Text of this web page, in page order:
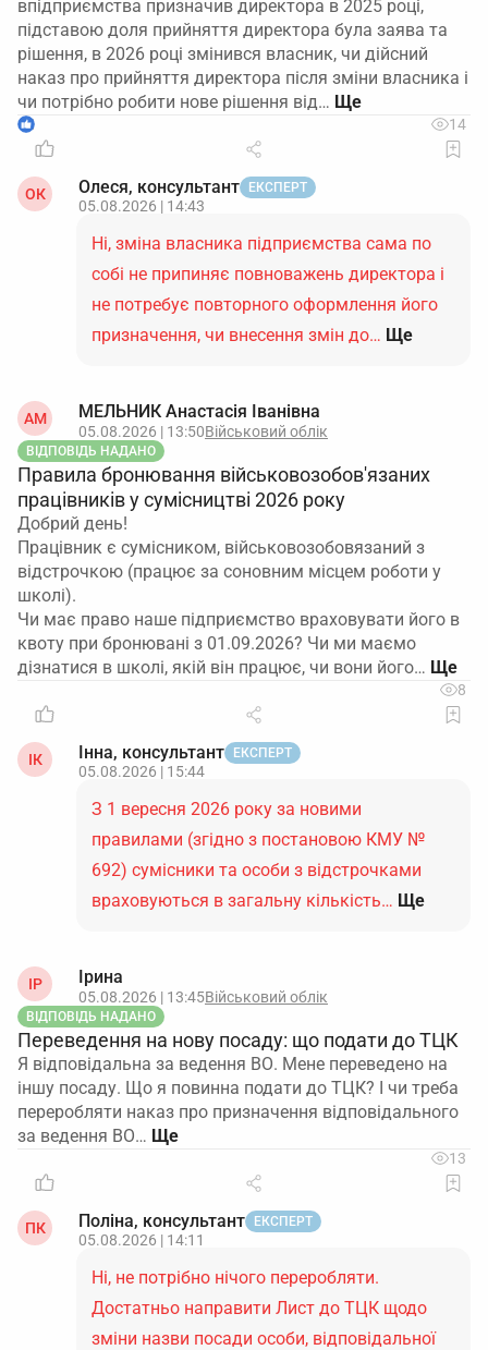
впідприємства призначив директора в 2025 році,
підставою доля прийняття директора була заява та
рішення, в 2026 році змінився власник, чи дійсний
наказ про прийняття директора після зміни власника і
чи потрібно робити нове рішення від…
1 14
ОК Олеся, консультант ЕКСПЕРТ
05.08.2026 | 14:43
Ні, зміна власника підприємства сама по
собі не припиняє повноважень директора і
не потребує повторного оформлення його
призначення, чи внесення змін до… Ще
АМ МЕЛЬНИК Анастасія Іванівна
05.08.2026 | 13:50Військовий облік
ВІДПОВІДЬ НАДАНО
Правила бронювання військовозобов'язаних
працівників у сумісництві 2026 року
Добрий день!
Працівник є сумісником, військовозобовязаний з
відстрочкою (працює за соновним місцем роботи у
школі).
Чи має право наше підприємство враховувати його в
квоту при бронювані з 01.09.2026? Чи ми маємо
дізнатися в школі, якій він працює, чи вони його…
8
ІК Інна, консультант ЕКСПЕРТ
05.08.2026 | 15:44
З 1 вересня 2026 року за новими
правилами (згідно з постановою КМУ №
692) сумісники та особи з відстрочками
враховуються в загальну кількість… Ще
ІР Ірина
05.08.2026 | 13:45Військовий облік
ВІДПОВІДЬ НАДАНО
Переведення на нову посаду: що подати до ТЦК
Я відповідальна за ведення ВО. Мене переведено на
іншу посаду. Що я повинна подати до ТЦК? І чи треба
переробляти наказ про призначення відповідального
за ведення ВО…
13
ПК Поліна, консультант ЕКСПЕРТ
05.08.2026 | 14:11
Ні, не потрібно нічого переробляти.
Достатньо направити Лист до ТЦК щодо
зміни назви посади особи, відповідальної